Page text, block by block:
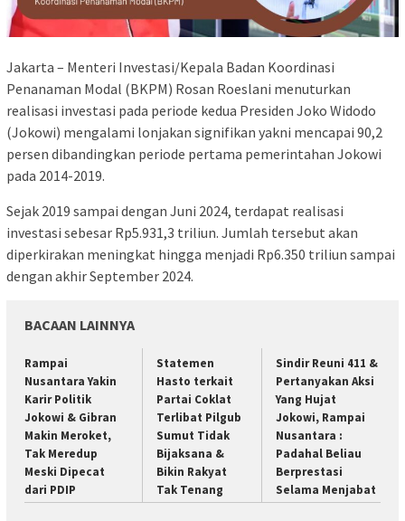
Jakarta – Menteri Investasi/Kepala Badan Koordinasi
Penanaman Modal (BKPM) Rosan Roeslani menuturkan
realisasi investasi pada periode kedua Presiden Joko Widodo
(Jokowi) mengalami lonjakan signifikan yakni mencapai 90,2
persen dibandingkan periode pertama pemerintahan Jokowi
pada 2014-2019.
Sejak 2019 sampai dengan Juni 2024, terdapat realisasi
investasi sebesar Rp5.931,3 triliun. Jumlah tersebut akan
diperkirakan meningkat hingga menjadi Rp6.350 triliun sampai
dengan akhir September 2024.
BACAAN LAINNYA
Rampai
Nusantara Yakin
Karir Politik
Jokowi & Gibran
Makin Meroket,
Tak Meredup
Meski Dipecat
dari PDIP
Statemen
Hasto terkait
Partai Coklat
Terlibat Pilgub
Sumut Tidak
Bijaksana &
Bikin Rakyat
Tak Tenang
Sindir Reuni 411 &
Pertanyakan Aksi
Yang Hujat
Jokowi, Rampai
Nusantara :
Padahal Beliau
Berprestasi
Selama Menjabat